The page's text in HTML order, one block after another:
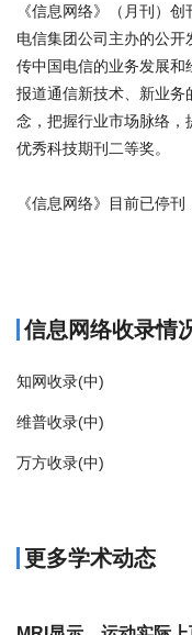
《信息网络》（月刊）
电信集团公司主办的公
传中国电信的业务发展和
报道通信新技术、新业务
念，把握行业市场脉络
优秀科技期刊二等奖。
《信息网络》目前已停
信息网络收录情
知网收录(中)
维普收录(中)
万方收录(中)
更多学术动态